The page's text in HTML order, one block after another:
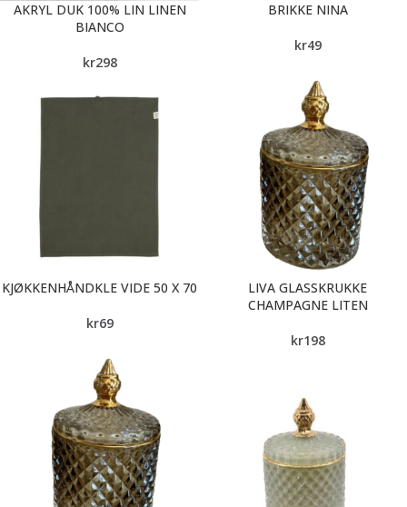
AKRYL DUK 100% LIN LINEN
BIANCO
kr298
BRIKKE NINA
kr49
KJØKKENHÅNDKLE VIDE 50 X 70
kr69
LIVA GLASSKRUKKE
CHAMPAGNE LITEN
kr198